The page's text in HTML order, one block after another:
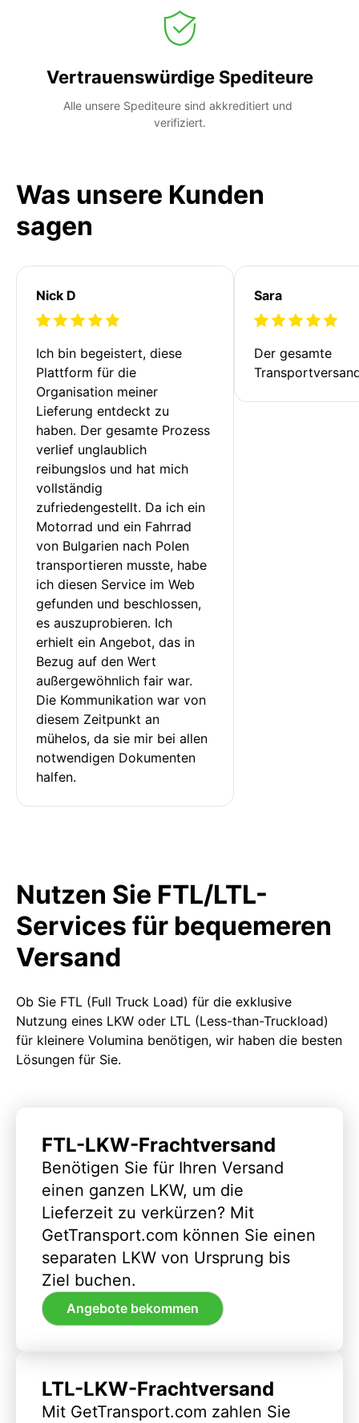
Vertrauenswürdige Spediteure
Alle unsere Spediteure sind akkreditiert und
verifiziert.
Was unsere Kunden
sagen
Nick D
Ich bin begeistert, diese
Plattform für die
Organisation meiner
Lieferung entdeckt zu
haben. Der gesamte Prozess
verlief unglaublich
reibungslos und hat mich
vollständig
zufriedengestellt. Da ich ein
Motorrad und ein Fahrrad
von Bulgarien nach Polen
transportieren musste, habe
ich diesen Service im Web
gefunden und beschlossen,
es auszuprobieren. Ich
erhielt ein Angebot, das in
Bezug auf den Wert
außergewöhnlich fair war.
Die Kommunikation war von
diesem Zeitpunkt an
mühelos, da sie mir bei allen
notwendigen Dokumenten
halfen.
Sara
Der gesamte
Nutzen Sie FTL/LTL-
Services für bequemeren
Versand
Ob Sie FTL (Full Truck Load) für die exklusive
Nutzung eines LKW oder LTL (Less-than-Truckload)
für kleinere Volumina benötigen, wir haben die besten
Lösungen für Sie.
FTL-LKW-Frachtversand
Benötigen Sie für Ihren Versand
einen ganzen LKW, um die
Lieferzeit zu verkürzen? Mit
GetTransport.com können Sie einen
separaten LKW von Ursprung bis
Ziel buchen.
Angebote bekommen
LTL-LKW-Frachtversand
Mit GetTransport.com zahlen Sie